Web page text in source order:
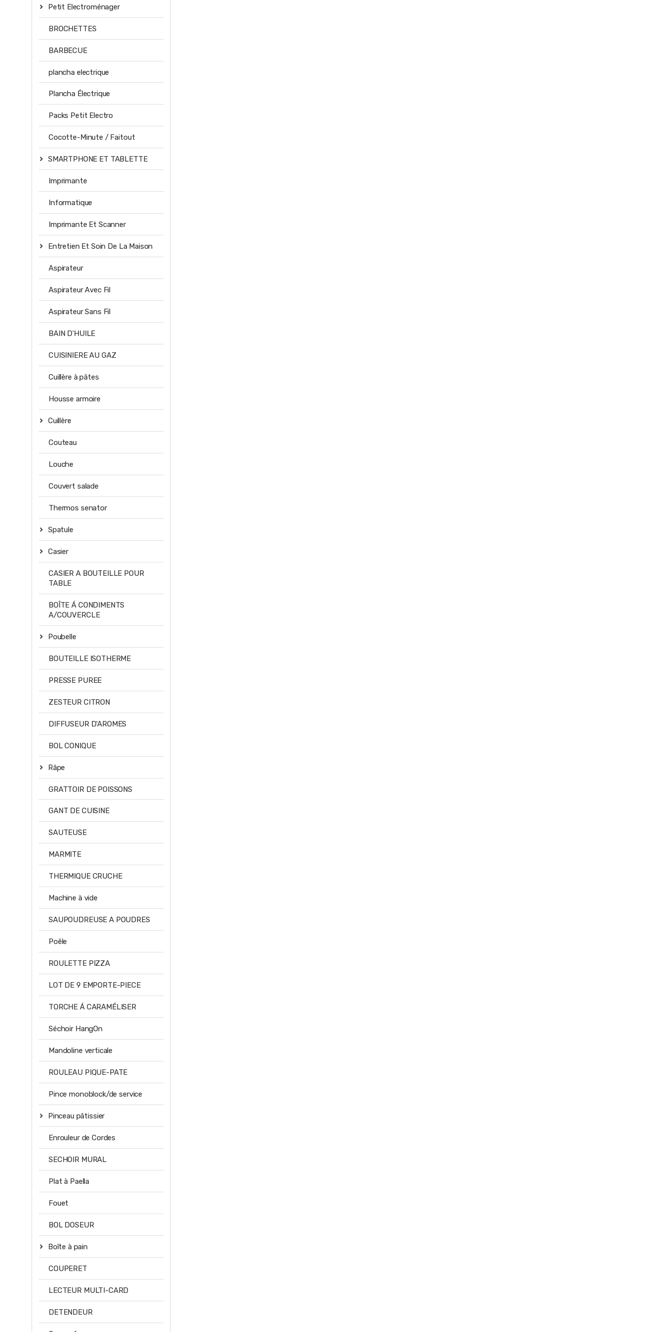
Petit Electroménager
BROCHETTES
BARBECUE
plancha electrique
Plancha Électrique
Packs Petit Electro
Cocotte-Minute / Faitout
SMARTPHONE ET TABLETTE
Imprimante
Informatique
Imprimante Et Scanner
Entretien Et Soin De La Maison
Aspirateur
Aspirateur Avec Fil
Aspirateur Sans Fil
BAIN D'HUILE
CUISINIERE AU GAZ
Cuillère à pâtes
Housse armoire
Cuillère
Couteau
Louche
Couvert salade
Thermos senator
Spatule
Casier
CASIER A BOUTEILLE POUR
TABLE
BOÎTE Á CONDIMENTS
A/COUVERCLE
Poubelle
BOUTEILLE ISOTHERME
PRESSE PUREE
ZESTEUR CITRON
DIFFUSEUR D'AROMES
BOL CONIQUE
Râpe
GRATTOIR DE POISSONS
GANT DE CUISINE
SAUTEUSE
MARMITE
THERMIQUE CRUCHE
Machine à vide
SAUPOUDREUSE A POUDRES
Poêle
ROULETTE PIZZA
LOT DE 9 EMPORTE-PIECE
TORCHE Á CARAMÉLISER
Séchoir HangOn
Mandoline verticale
ROULEAU PIQUE-PATE
Pince monoblock/de service
Pinceau pâtissier
Enrouleur de Cordes
SECHOIR MURAL
Plat à Paella
Fouet
BOL DOSEUR
Boîte à pain
COUPERET
LECTEUR MULTI-CARD
DETENDEUR